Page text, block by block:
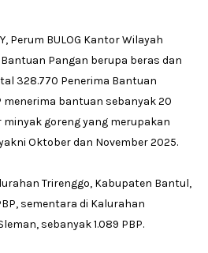
Perum BULOG Kantor Wilayah
Pangan berupa beras dan
328.770 Penerima Bantuan
menerima bantuan sebanyak 20
goreng yang merupakan
Oktober dan November 2025.
Trirenggo, Kabupaten Bantul,
sementara di Kalurahan
sebanyak 1.089 PBP.